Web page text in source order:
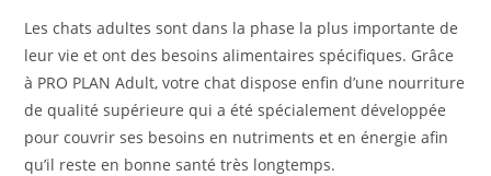
Les chats adultes sont dans la phase la plus importante de
leur vie et ont des besoins alimentaires spécifiques. Grâce
à PRO PLAN Adult, votre chat dispose enfin d’une nourriture
de qualité supérieure qui a été spécialement développée
pour couvrir ses besoins en nutriments et en énergie afin
qu’il reste en bonne santé très longtemps.